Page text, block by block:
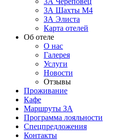
3А Шахты М4
ЗА Элиста
Карта отелей
Об отеле
О нас
Галерея
Услуги
Новости
Отзывы
Проживание
Кафе
Маршруты ЗА
Программа лояльности
Спецпредложения
Контакты